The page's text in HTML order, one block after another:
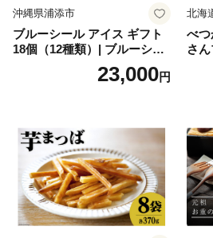
沖縄県浦添市
ブルーシール アイス ギフト
18個（12種類）| ブルーシー
ルアイス ブルーシールアイ
スクリーム 着日指定可能 送
誕生日 カップ 詰め合わせ バ
ラエティ | バニラ チョコレー
ト ストロベリー ピスタチオ
バニラ＆クッキー ウベ 沖縄
紅イモ 塩ちんすこう 沖縄シ
ークヮーサー 沖縄黒糖 琉球
ロイヤルミルクティ 沖縄パ
イン
23,000円
北海
べ
さ
12
ス
道
ー
せ